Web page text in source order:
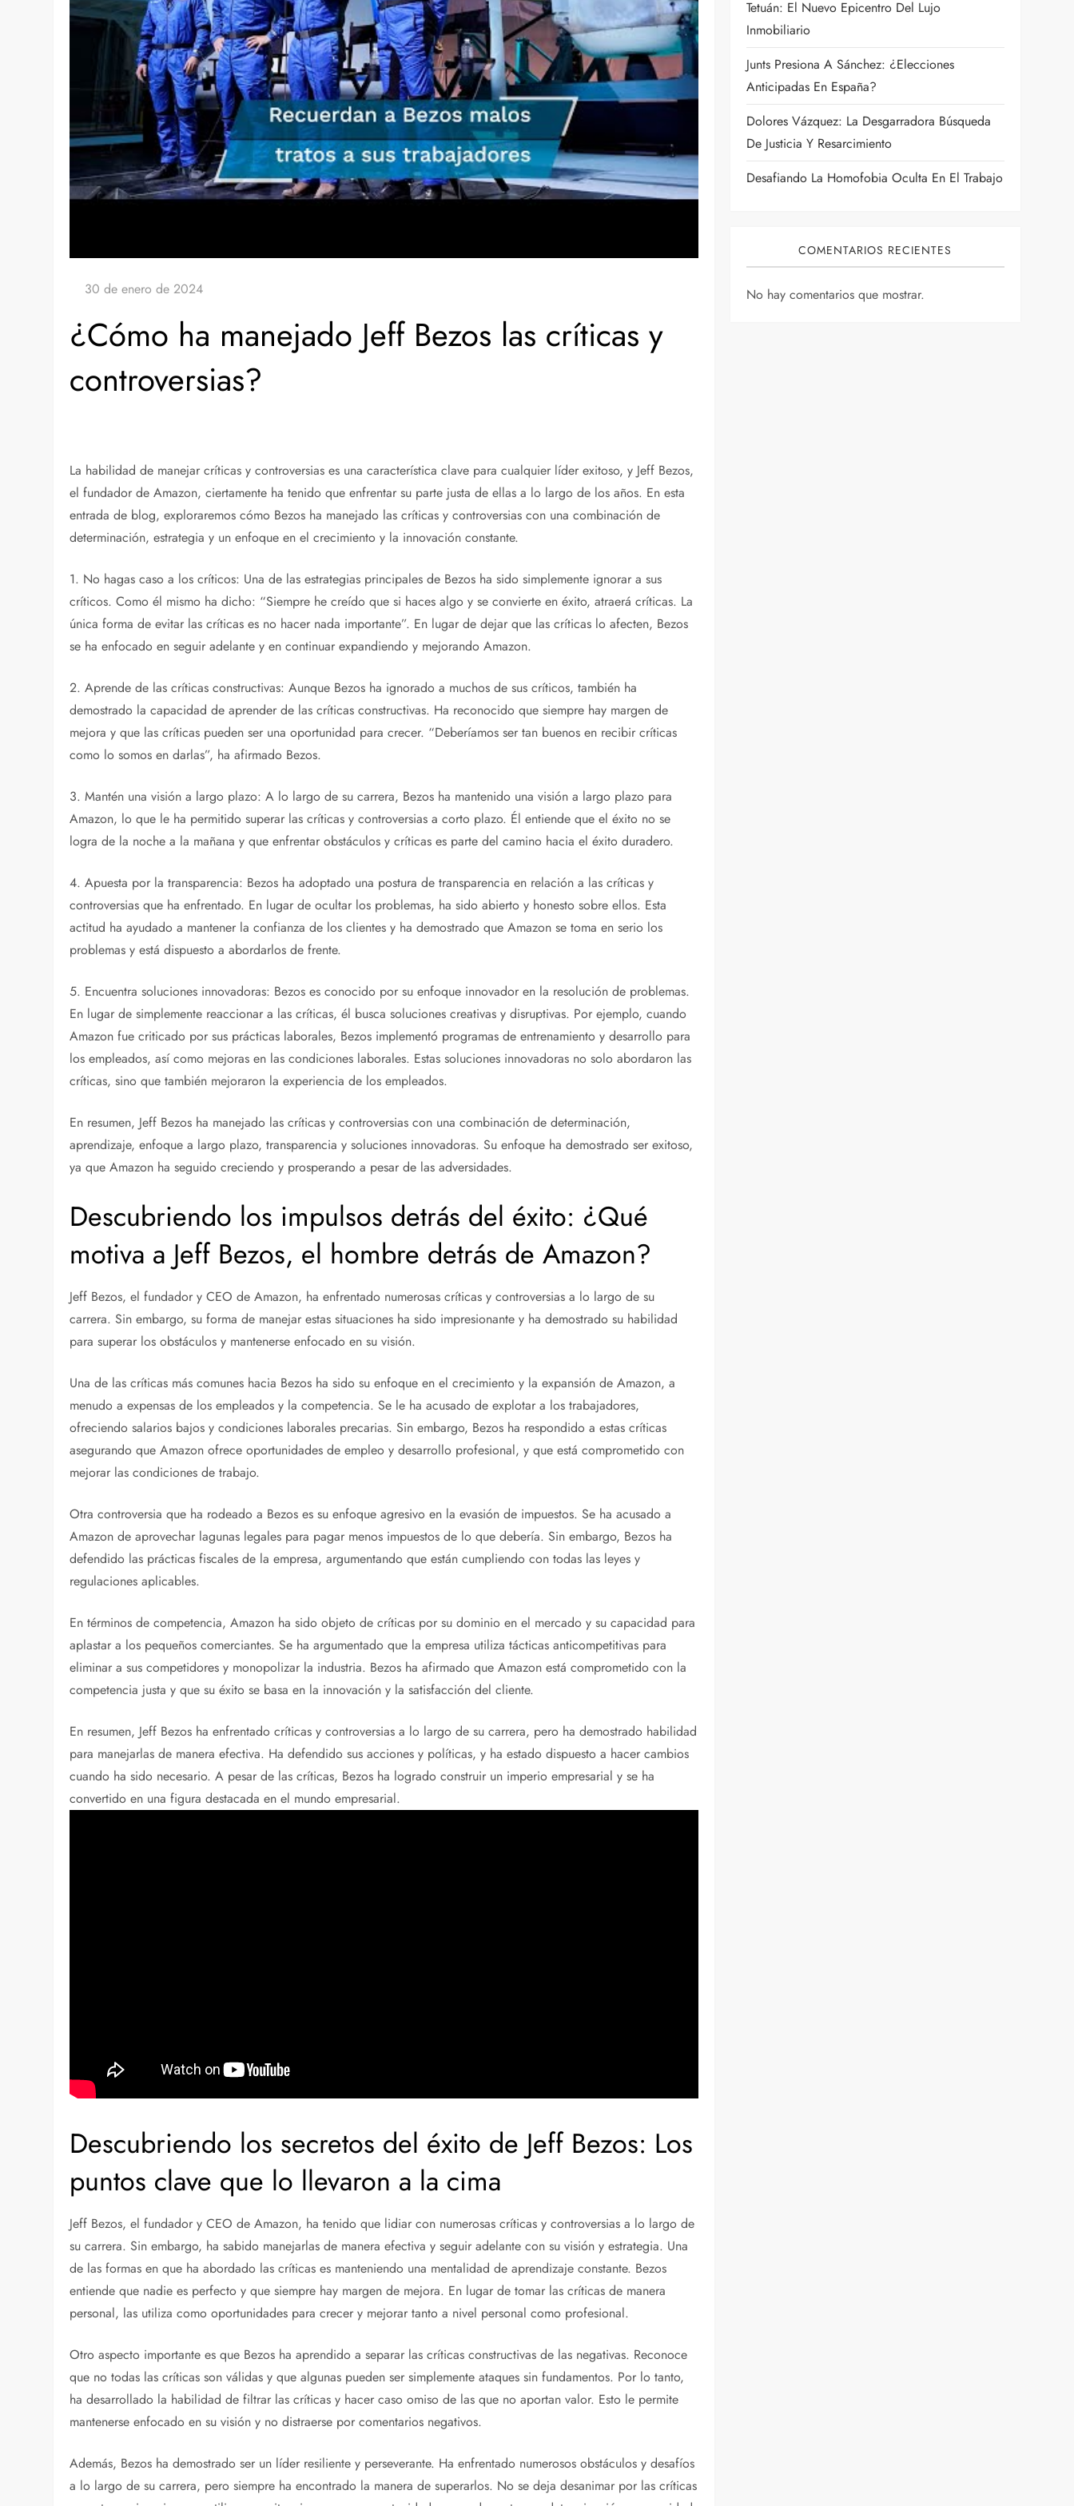
¿Cómo ha manejado Jeff Bezos las críticas y
controversias?
La habilidad de manejar críticas y controversias es una característica clave para cualquier líder exitoso, y Jeff Bezos,
el fundador de Amazon, ciertamente ha tenido que enfrentar su parte justa de ellas a lo largo de los años. En esta
entrada de blog, exploraremos cómo Bezos ha manejado las críticas y controversias con una combinación de
determinación, estrategia y un enfoque en el crecimiento y la innovación constante.
1. No hagas caso a los críticos: Una de las estrategias principales de Bezos ha sido simplemente ignorar a sus
críticos. Como él mismo ha dicho: “Siempre he creído que si haces algo y se convierte en éxito, atraerá críticas. La
única forma de evitar las críticas es no hacer nada importante”. En lugar de dejar que las críticas lo afecten, Bezos
se ha enfocado en seguir adelante y en continuar expandiendo y mejorando Amazon.
2. Aprende de las críticas constructivas: Aunque Bezos ha ignorado a muchos de sus críticos, también ha
demostrado la capacidad de aprender de las críticas constructivas. Ha reconocido que siempre hay margen de
mejora y que las críticas pueden ser una oportunidad para crecer. “Deberíamos ser tan buenos en recibir críticas
como lo somos en darlas”, ha afirmado Bezos.
3. Mantén una visión a largo plazo: A lo largo de su carrera, Bezos ha mantenido una visión a largo plazo para
Amazon, lo que le ha permitido superar las críticas y controversias a corto plazo. Él entiende que el éxito no se
logra de la noche a la mañana y que enfrentar obstáculos y críticas es parte del camino hacia el éxito duradero.
4. Apuesta por la transparencia: Bezos ha adoptado una postura de transparencia en relación a las críticas y
controversias que ha enfrentado. En lugar de ocultar los problemas, ha sido abierto y honesto sobre ellos. Esta
actitud ha ayudado a mantener la confianza de los clientes y ha demostrado que Amazon se toma en serio los
problemas y está dispuesto a abordarlos de frente.
5. Encuentra soluciones innovadoras: Bezos es conocido por su enfoque innovador en la resolución de problemas.
En lugar de simplemente reaccionar a las críticas, él busca soluciones creativas y disruptivas. Por ejemplo, cuando
Amazon fue criticado por sus prácticas laborales, Bezos implementó programas de entrenamiento y desarrollo para
los empleados, así como mejoras en las condiciones laborales. Estas soluciones innovadoras no solo abordaron las
críticas, sino que también mejoraron la experiencia de los empleados.
En resumen, Jeff Bezos ha manejado las críticas y controversias con una combinación de determinación,
aprendizaje, enfoque a largo plazo, transparencia y soluciones innovadoras. Su enfoque ha demostrado ser exitoso,
ya que Amazon ha seguido creciendo y prosperando a pesar de las adversidades.
Descubriendo los impulsos detrás del éxito: ¿Qué
motiva a Jeff Bezos, el hombre detrás de Amazon?
Jeff Bezos, el fundador y CEO de Amazon, ha enfrentado numerosas críticas y controversias a lo largo de su
carrera. Sin embargo, su forma de manejar estas situaciones ha sido impresionante y ha demostrado su habilidad
para superar los obstáculos y mantenerse enfocado en su visión.
Una de las críticas más comunes hacia Bezos ha sido su enfoque en el crecimiento y la expansión de Amazon, a
menudo a expensas de los empleados y la competencia. Se le ha acusado de explotar a los trabajadores,
ofreciendo salarios bajos y condiciones laborales precarias. Sin embargo, Bezos ha respondido a estas críticas
asegurando que Amazon ofrece oportunidades de empleo y desarrollo profesional, y que está comprometido con
mejorar las condiciones de trabajo.
Otra controversia que ha rodeado a Bezos es su enfoque agresivo en la evasión de impuestos. Se ha acusado a
Amazon de aprovechar lagunas legales para pagar menos impuestos de lo que debería. Sin embargo, Bezos ha
defendido las prácticas fiscales de la empresa, argumentando que están cumpliendo con todas las leyes y
regulaciones aplicables.
En términos de competencia, Amazon ha sido objeto de críticas por su dominio en el mercado y su capacidad para
aplastar a los pequeños comerciantes. Se ha argumentado que la empresa utiliza tácticas anticompetitivas para
eliminar a sus competidores y monopolizar la industria. Bezos ha afirmado que Amazon está comprometido con la
competencia justa y que su éxito se basa en la innovación y la satisfacción del cliente.
En resumen, Jeff Bezos ha enfrentado críticas y controversias a lo largo de su carrera, pero ha demostrado habilidad
para manejarlas de manera efectiva. Ha defendido sus acciones y políticas, y ha estado dispuesto a hacer cambios
cuando ha sido necesario. A pesar de las críticas, Bezos ha logrado construir un imperio empresarial y se ha
convertido en una figura destacada en el mundo empresarial.
Descubriendo los secretos del éxito de Jeff Bezos: Los
puntos clave que lo llevaron a la cima
Jeff Bezos, el fundador y CEO de Amazon, ha tenido que lidiar con numerosas críticas y controversias a lo largo de
su carrera. Sin embargo, ha sabido manejarlas de manera efectiva y seguir adelante con su visión y estrategia. Una
de las formas en que ha abordado las críticas es manteniendo una mentalidad de aprendizaje constante. Bezos
entiende que nadie es perfecto y que siempre hay margen de mejora. En lugar de tomar las críticas de manera
personal, las utiliza como oportunidades para crecer y mejorar tanto a nivel personal como profesional.
Otro aspecto importante es que Bezos ha aprendido a separar las críticas constructivas de las negativas. Reconoce
que no todas las críticas son válidas y que algunas pueden ser simplemente ataques sin fundamentos. Por lo tanto,
ha desarrollado la habilidad de filtrar las críticas y hacer caso omiso de las que no aportan valor. Esto le permite
mantenerse enfocado en su visión y no distraerse por comentarios negativos.
Además, Bezos ha demostrado ser un líder resiliente y perseverante. Ha enfrentado numerosos obstáculos y desafíos
a lo largo de su carrera, pero siempre ha encontrado la manera de superarlos. No se deja desanimar por las críticas
Tetuán: El Nuevo Epicentro Del Lujo
Inmobiliario
Junts Presiona A Sánchez: ¿Elecciones
Anticipadas En España?
Dolores Vázquez: La Desgarradora Búsqueda
De Justicia Y Resarcimiento
Desafiando La Homofobia Oculta En El Trabajo
COMENTARIOS RECIENTES
No hay comentarios que mostrar.